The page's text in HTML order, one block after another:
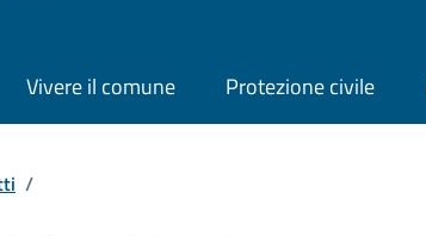
Vivere il comune Protezione civile
/